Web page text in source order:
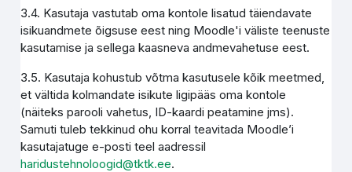
3.4. Kasutaja vastutab oma kontole lisatud täiendavate
isikuandmete õigsuse eest ning Moodle'i väliste teenuste
kasutamise ja sellega kaasneva andmevahetuse eest.
3.5. Kasutaja kohustub võtma kasutusele kõik meetmed,
et vältida kolmandate isikute ligipääs oma kontole
(näiteks parooli vahetus, ID-kaardi peatamine jms).
Samuti tuleb tekkinud ohu korral teavitada Moodle’i
kasutajatuge e-posti teel aadressil
haridustehnoloogid@tktk.ee.